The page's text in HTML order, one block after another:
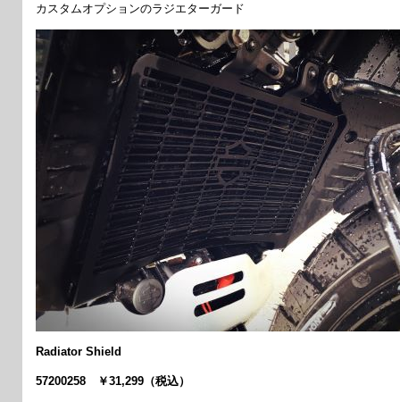
カスタムオプションのラジエターガード
Radiator Shield
57200258 ￥31,299（税込）